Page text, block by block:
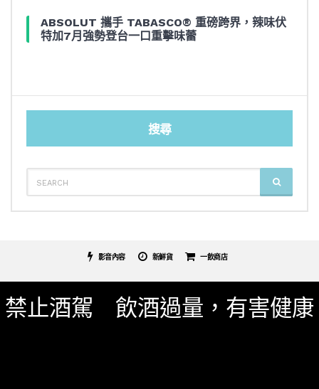
ABSOLUT 攜手 TABASCO® 重磅跨界，辣味伏
特加7月強勢登台一口重擊味蕾
搜尋
SEARCH
FOR:
SEARCH
影音內容 新鮮貨 一飲商店
關於我們 服務條款
禁止酒駕 飲酒過量，有害健康